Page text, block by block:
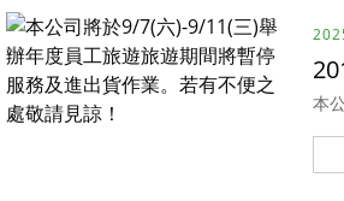
本